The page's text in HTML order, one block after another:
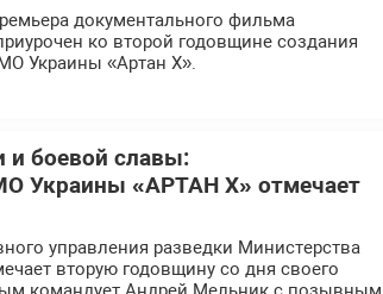
документального фильма
ко второй годовщине создания
Украины «Артан Х».
и боевой славы:
Украины «АРТАН Х» отмечает
управления разведки Министерства
вторую годовщину со дня своего